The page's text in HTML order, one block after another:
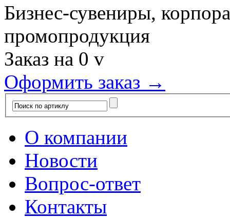
Бизнес-сувениры,
промопродукция
Заказ на 0 v
Оформить заказ →
О компании
Новости
Вопрос-ответ
Контакты